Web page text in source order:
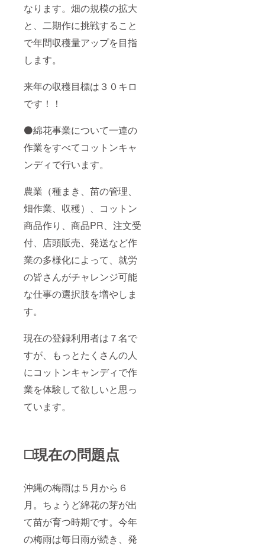
なります。畑の規模の拡大
と、二期作に挑戦すること
で年間収穫量アップを目指
します。
来年の収穫目標は３０キロ
です！！
⚫綿花事業について一連の
作業をすべてコットンキャ
ンディで行います。
農業（種まき、苗の管理、
畑作業、収穫）、コットン
商品作り、商品PR、注文受
付、店頭販売、発送など作
業の多様化によって、就労
の皆さんがチャレンジ可能
な仕事の選択肢を増やしま
す。
現在の登録利用者は７名で
すが、もっとたくさんの人
にコットンキャンディで作
業を体験して欲しいと思っ
ています。
◻️現在の問題点
沖縄の梅雨は５月から６
月。ちょうど綿花の芽が出
て苗が育つ時期です。今年
の梅雨は毎日雨が続き、発